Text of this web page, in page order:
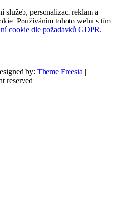
služeb, personalizaci reklam a
Používáním tohoto webu s tím
cookie dle požadavků GDPR.
by: Theme Freesia |
reserved